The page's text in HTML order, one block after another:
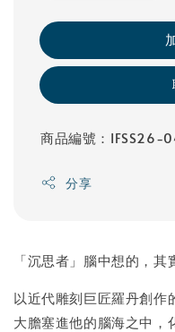
商品編號：IFSS26-
分享
「沉思者」腦中想的，其
以近代雕刻巨匠羅丹創作
大膽塞進他的腦海之中，